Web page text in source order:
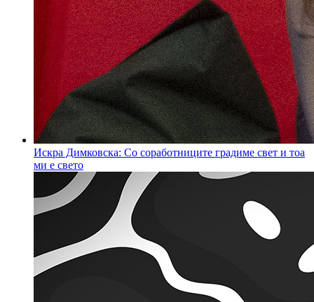
Искра Димковска: Со соработниците градиме свет и тоа
ми е свето